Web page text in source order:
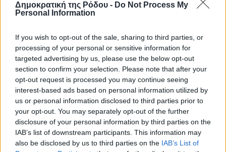
Δημοκρατική της Ρόδου - Do Not Process My
Personal Information
If you wish to opt-out of the sale, sharing to third parties, or
processing of your personal or sensitive information for
targeted advertising by us, please use the below opt-out
section to confirm your selection. Please note that after your
opt-out request is processed you may continue seeing
interest-based ads based on personal information utilized by
us or personal information disclosed to third parties prior to
your opt-out. You may separately opt-out of the further
disclosure of your personal information by third parties on the
IAB’s list of downstream participants. This information may
also be disclosed by us to third parties on the IAB’s List of
ΚΥ
29
29 °
ΤΡ